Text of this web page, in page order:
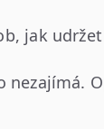
jak
nezajímá.